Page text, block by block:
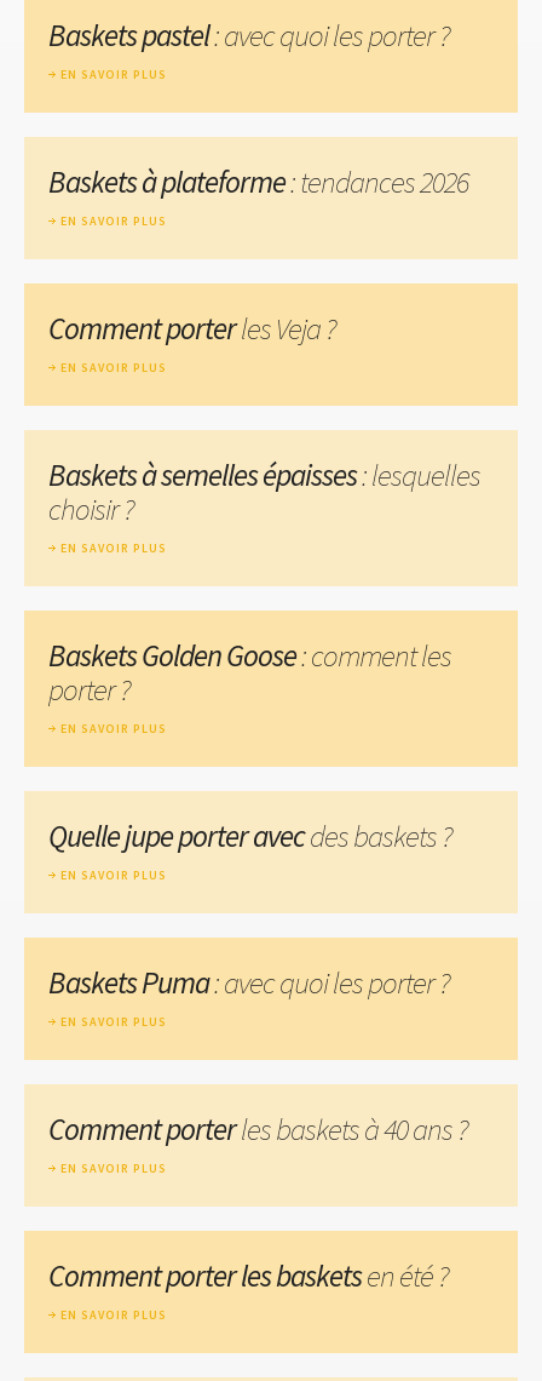
Baskets pastel: avec quoi les porter ?
EN SAVOIR PLUS
Baskets à plateforme: tendances 2026
EN SAVOIR PLUS
Comment porterles Veja ?
EN SAVOIR PLUS
Baskets à semelles épaisses: lesquelles
choisir ?
EN SAVOIR PLUS
Baskets Golden Goose: comment les
porter ?
EN SAVOIR PLUS
Quelle jupe porter avecdes baskets ?
EN SAVOIR PLUS
Baskets Puma: avec quoi les porter ?
EN SAVOIR PLUS
Comment porterles baskets à 40 ans ?
EN SAVOIR PLUS
Comment porter les basketsen été ?
EN SAVOIR PLUS